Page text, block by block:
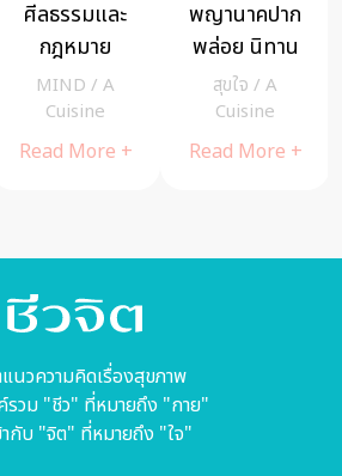
คุณลุง
รปภ.ใส่ใจคน
รอบข้าง รักทุก
คนเหมือน
ญาติ ทำงาน
สุขใจ/A
Cuisine
Read More +
จิ๊กซอว์ที่ไม่เคย
คิดจะต่อของ
ไก่ – มีสุข แจ้ง
มีสุข
MIND/
cheewajitmedia
Read More +
นวความคิดเรื่องสุขภาพ
วม "ชีว" ที่หมายถึง "กาย"
ากับ "จิต" ที่หมายถึง "ใจ"